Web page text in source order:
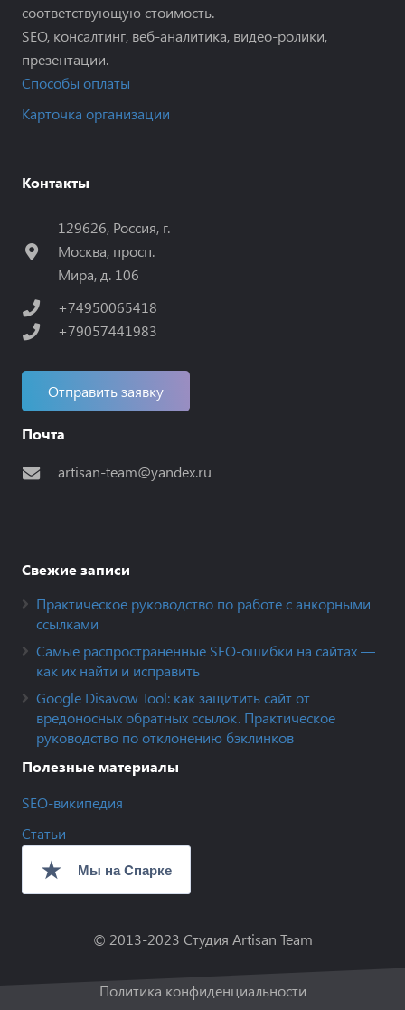
соответствующую стоимость.
SEO, консалтинг, веб-аналитика, видео-ролики,
презентации.
Способы оплаты
Карточка организации
Контакты
129626, Россия, г.
Москва, просп.
Мира, д. 106
+74950065418
+79057441983
Отправить заявку
Почта
artisan-team@yandex.ru
Свежие записи
Практическое руководство по работе с анкорными
ссылками
Самые распространенные SEO-ошибки на сайтах —
как их найти и исправить
Google Disavow Tool: как защитить сайт от
вредоносных обратных ссылок. Практическое
руководство по отклонению бэклинков
Полезные материалы
SEO-википедия
Статьи
© 2013-2023 Студия Artisan Team
Политика конфиденциальности